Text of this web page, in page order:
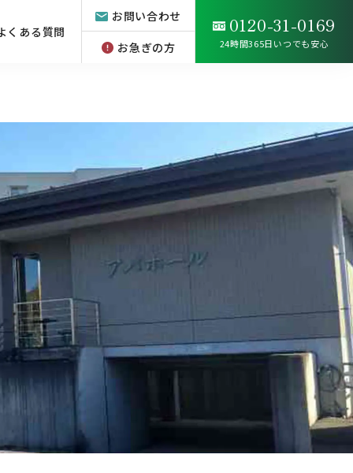
くある質問
お問い合わせ
お急ぎの方
0120-31-0169
24時間365日いつでも安心